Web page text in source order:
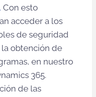
. Con esto
acceder a los
de seguridad
obtención de
en nuestro
365.
de las